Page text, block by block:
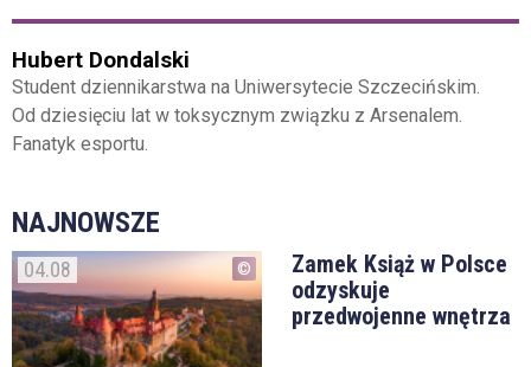
Hubert Dondalski
Student dziennikarstwa na Uniwersytecie Szczecińskim.
Od dziesięciu lat w toksycznym związku z Arsenalem.
Fanatyk esportu.
NAJNOWSZE
04.08
Zamek Książ w Polsce
odzyskuje
przedwojenne wnętrza